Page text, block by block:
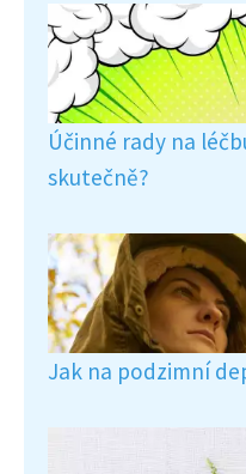
Účinné rady na
skutečně?
Jak na podzimní